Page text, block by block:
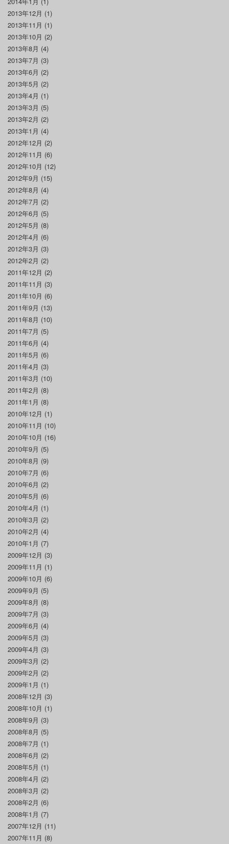
2013年12月 (1)
2013年11月 (1)
2013年10月 (2)
2013年8月 (4)
2013年7月 (3)
2013年6月 (2)
2013年5月 (2)
2013年4月 (1)
2013年3月 (5)
2013年2月 (2)
2013年1月 (4)
2012年12月 (2)
2012年11月 (6)
2012年10月 (12)
2012年9月 (15)
2012年8月 (4)
2012年7月 (2)
2012年6月 (5)
2012年5月 (8)
2012年4月 (6)
2012年3月 (3)
2012年2月 (2)
2011年12月 (2)
2011年11月 (3)
2011年10月 (6)
2011年9月 (13)
2011年8月 (10)
2011年7月 (5)
2011年6月 (4)
2011年5月 (6)
2011年4月 (3)
2011年3月 (10)
2011年2月 (8)
2011年1月 (8)
2010年12月 (1)
2010年11月 (10)
2010年10月 (16)
2010年9月 (5)
2010年8月 (9)
2010年7月 (6)
2010年6月 (2)
2010年5月 (6)
2010年4月 (1)
2010年3月 (2)
2010年2月 (4)
2010年1月 (7)
2009年12月 (3)
2009年11月 (1)
2009年10月 (6)
2009年9月 (5)
2009年8月 (8)
2009年7月 (3)
2009年6月 (4)
2009年5月 (3)
2009年4月 (3)
2009年3月 (2)
2009年2月 (2)
2009年1月 (1)
2008年12月 (3)
2008年10月 (1)
2008年9月 (3)
2008年8月 (5)
2008年7月 (1)
2008年6月 (2)
2008年5月 (1)
2008年4月 (2)
2008年3月 (2)
2008年2月 (6)
2008年1月 (7)
2007年12月 (11)
2007年11月 (8)